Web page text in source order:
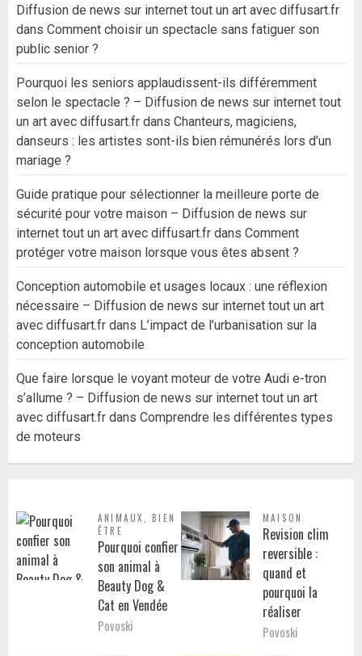
Diffusion de news sur internet tout un art avec diffusart.fr
dans Comment choisir un spectacle sans fatiguer son
public senior ?
Pourquoi les seniors applaudissent-ils différemment
selon le spectacle ? – Diffusion de news sur internet tout
un art avec diffusart.fr dans Chanteurs, magiciens,
danseurs : les artistes sont-ils bien rémunérés lors d’un
mariage ?
Guide pratique pour sélectionner la meilleure porte de
sécurité pour votre maison – Diffusion de news sur
internet tout un art avec diffusart.fr dans Comment
protéger votre maison lorsque vous êtes absent ?
Conception automobile et usages locaux : une réflexion
nécessaire – Diffusion de news sur internet tout un art
avec diffusart.fr dans L’impact de l’urbanisation sur la
conception automobile
Que faire lorsque le voyant moteur de votre Audi e-tron
s’allume ? – Diffusion de news sur internet tout un art
avec diffusart.fr dans Comprendre les différentes types
de moteurs
ANIMAUX,BIEN
ÊTRE
Pourquoi confier
son animal à
Beauty Dog &
Cat en Vendée
Povoski
MAISON
Revision clim
reversible :
quand et
pourquoi la
réaliser
Povoski